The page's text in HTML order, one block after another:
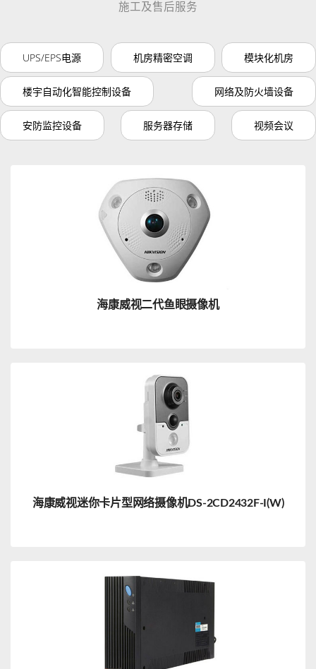
施工及售后服务
UPS/EPS电源 机房精密空调 模块化机房
楼宇自动化智能控制设备 网络及防火墙设备
安防监控设备 服务器存储 视频会议
海康威视二代鱼眼摄像机
海康威视迷你卡片型网络摄像机DS-2CD2432F-I(W)